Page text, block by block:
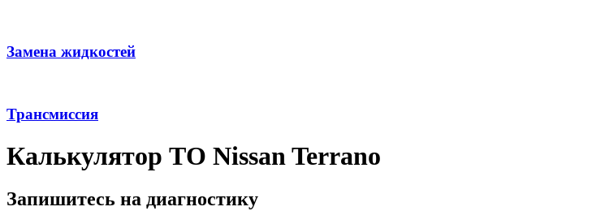
Замена жидкостей
Трансмиссия
Калькулятор ТО Nissan Terrano
Запишитесь на диагностику